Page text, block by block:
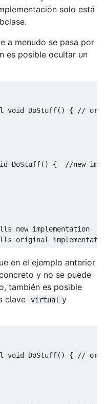
solo está
a menudo se pasa por
es posible ocultar un
void DoStuff() {
//
DoStuff() {
//new
new implementation
original
en el ejemplo anterior
y no se puede
también es posible
clave
virtual y
void DoStuff() {
//